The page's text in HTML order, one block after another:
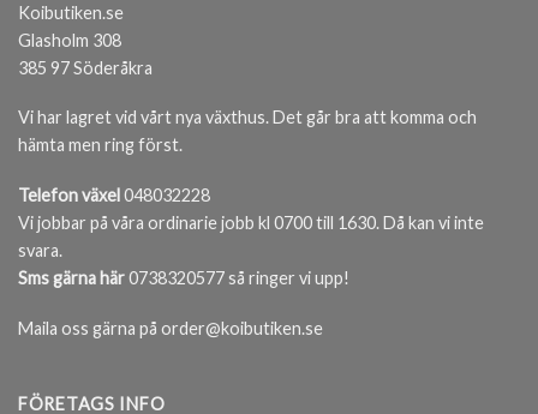
Koibutiken.se
Glasholm 308
385 97 Söderåkra
Vi har lagret vid vårt nya växthus. Det går bra att komma och
hämta men ring först.
Telefon växel048032228
Vi jobbar på våra ordinarie jobb kl 0700 till 1630. Då kan vi inte
svara.
Sms gärna här0738320577 så ringer vi upp!
Maila oss gärna på order@koibutiken.se
FÖRETAGS INFO